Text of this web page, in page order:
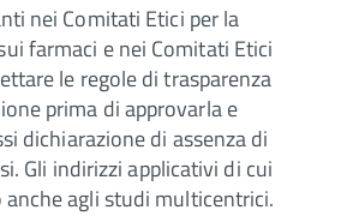
nei Comitati Etici per la
farmaci e nei Comitati Etici
le regole di trasparenza
prima di approvarla e
dichiarazione di assenza di
Gli indirizzi applicativi di cui
anche agli studi multicentrici.